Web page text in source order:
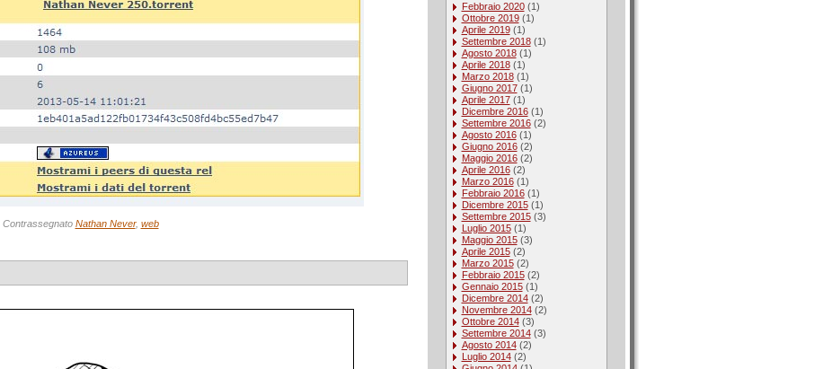
Contrassegnato Nathan Never, web
Febbraio 2020(1)
Ottobre 2019(1)
Aprile 2019(1)
Settembre 2018(1)
Agosto 2018(1)
Aprile 2018(1)
Marzo 2018(1)
Giugno 2017(1)
Aprile 2017(1)
Dicembre 2016(1)
Settembre 2016(2)
Agosto 2016(1)
Giugno 2016(2)
Maggio 2016(2)
Aprile 2016(2)
Marzo 2016(1)
Febbraio 2016(1)
Dicembre 2015(1)
Settembre 2015(3)
Luglio 2015(1)
Maggio 2015(3)
Aprile 2015(2)
Marzo 2015(2)
Febbraio 2015(2)
Gennaio 2015(1)
Dicembre 2014(2)
Novembre 2014(2)
Ottobre 2014(3)
Settembre 2014(3)
Agosto 2014(2)
Luglio 2014(2)